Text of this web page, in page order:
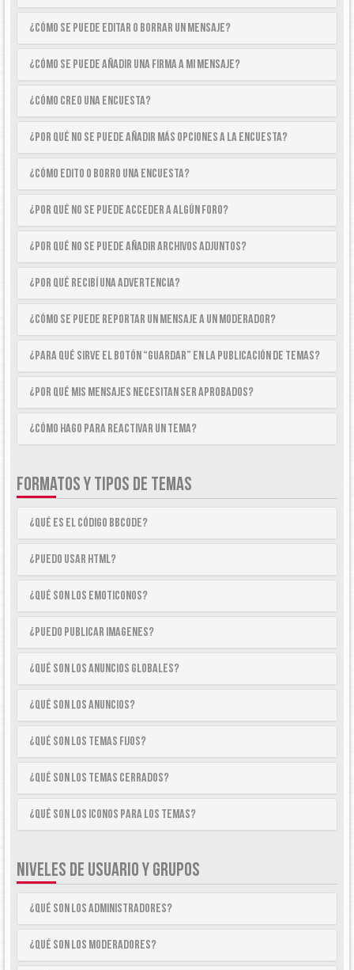
¿Cómo se puede editar o borrar un mensaje?
¿Cómo se puede añadir una firma a mi mensaje?
¿Cómo creo una encuesta?
¿Por qué no se puede añadir más opciones a la encuesta?
¿Cómo edito o borro una encuesta?
¿Por qué no se puede acceder a algún foro?
¿Por qué no se puede añadir archivos adjuntos?
¿Por qué recibí una advertencia?
¿Cómo se puede reportar un mensaje a un moderador?
¿Para qué sirve el botón “Guardar” en la publicación de temas?
¿Por qué mis mensajes necesitan ser aprobados?
¿Cómo hago para reactivar un tema?
FORMATOS Y TIPOS DE TEMAS
¿Qué es el código BBCode?
¿Puedo usar HTML?
¿Qué son los emoticonos?
¿Puedo publicar imagenes?
¿Qué son los anuncios globales?
¿Qué son los anuncios?
¿Qué son los temas fijos?
¿Qué son los temas cerrados?
¿Qué son los iconos para los temas?
NIVELES DE USUARIO Y GRUPOS
¿Qué son los Administradores?
¿Qué son los Moderadores?